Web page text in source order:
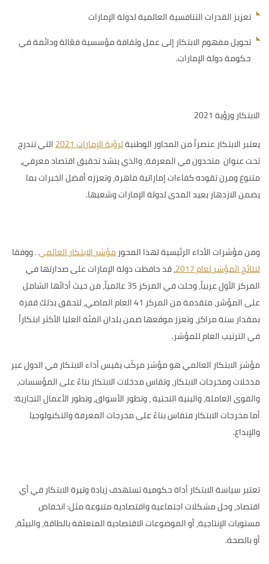
تعزيز القدرات التنافسية العالمية لدولة الإمارات
تحويل مفهوم الابتكار إلى عمل وثقافة مؤسسية فعّالة ودائمة في
حكومة دولة الإمارات.
الابتكار ورؤية 2021
يعتبر الابتكار عنصراً منالمحاور الوطنيةلرؤية الإمارات 2021
التي تندرج
تحت عنوان متحدون في المعرفة، والذي ينشد تحقيق اقتصاد معرفي،
متنوع ومرن تقوده كفاءات إماراتية ماهرة، وتعززه أفضل الخبرات بما
يضمن الازدهار بعيد المدى لدولة الإمارات وشعبها.
ومن مؤشرات الأداء الرئيسية لهذا المحورمؤشر الابتكار العالمي.ووفقا
لنتائج المؤشر لعام 2017
، قدحافظت دولة الإمارات على صدارتها في
المركز الأول عربياً، وحلت في المركز 35 عالمياً، من حيث أدائها الشامل
على المؤشر، متقدمة من المركز 41 العام الماضي، لتحقق بذلك قفزة
بمقدار ستة مراكز، وتعزز موقعها ضمن بلدان الفئة العليا الأكثر ابتكاراً
في الترتيب العام للمؤشر.
مؤشر الابتكار العالمي هو مؤشر مركّب يقيس أداء الابتكار في الدول عبر
مدخلات ومخرجات الابتكار، وتقاس مدخلات الابتكار بناءً على المؤسسات،
والقوى العاملة، والبنية التحتية ، وتطور الأسواق، وتطور الأعمال التجارية؛
أما مخرجات الابتكار فتقاس بناءً على مخرجات المعرفة والتكنولوجيا
والإبداع.
تعتبر سياسة الابتكار أداة حكومية تستهدف زيادة وتيرة الابتكار في أي
اقتصاد، وحل مشكلات اجتماعية واقتصادية متنوعة مثل: انخفاض
مستويات الإنتاجية، أو الموضوعات الاقتصادية المتعلقة بالطاقة، والبيئة،
أو بالصحة.